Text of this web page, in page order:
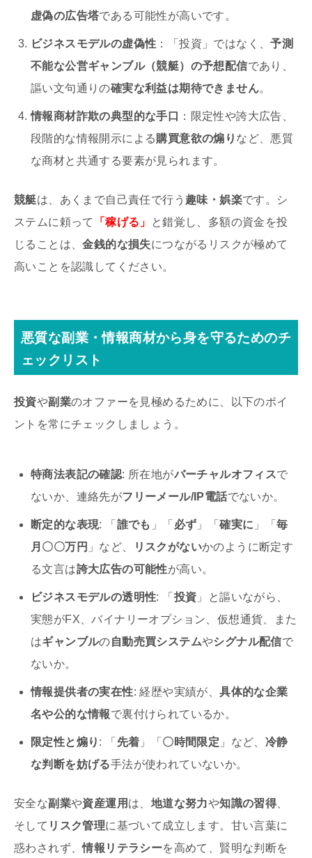
虚偽の広告塔である可能性が高いです。
ビジネスモデルの虚偽性 ：「投資」ではなく、予測
不能な公営ギャンブル（競艇）の予想配信であり、
謳い文句通りの確実な利益は期待できません。
情報商材詐欺の典型的な手口
：限定性や誇大広告、
段階的な情報開示による購買意欲の煽り など、悪質
な商材と共通する要素が見られます。
競艇は、あくまで自己責任で行う 趣味・娯楽です。シ
ステムに頼って
「稼げる」
と錯覚し、多額の資金を投
じることは、金銭的な損失につながるリスクが極めて
高いことを認識してください。
悪質な副業・情報商材から身を守るためのチ
ェックリスト
投資や副業のオファーを見極めるために、以下のポイ
ントを常にチェックしましょう。
特商法表記の確認: 所在地がバーチャルオフィスで
ないか、連絡先がフリーメール/IP電話でないか。
断定的な表現: 「 誰でも 」「 必ず 」「確実に 」「毎
月〇〇万円 」など、 リスクがないかのように断定す
る文言は誇大広告の可能性が高い。
ビジネスモデルの透明性: 「 投資 」と謳いながら、
実態がFX、バイナリーオプション、仮想通貨、また
はギャンブルの自動売買システムやシグナル配信で
ないか。
情報提供者の実在性: 経歴や実績が、具体的な企業
名や公的な情報で裏付けられているか。
限定性と煽り : 「 先着 」「 〇時間限定 」など、 冷静
な判断を妨げる手法が使われていないか。
安全な副業や資産運用 は、 地道な努力や知識の習得、
そして リスク管理に基づいて成立します。甘い言葉に
惑わされず、情報リテラシーを高めて、賢明な判断を